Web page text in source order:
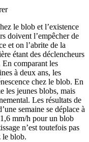
le blob et l’existence
doivent l’empêcher de
et on l’abrite de la
étant des déclencheurs
comparant les
à deux ans, les
chez le blob. En
les jeunes blobs, mais
Les résultats de
semaine se déplace à
mm/h pour un blob
n’est toutefois pas
le blob.